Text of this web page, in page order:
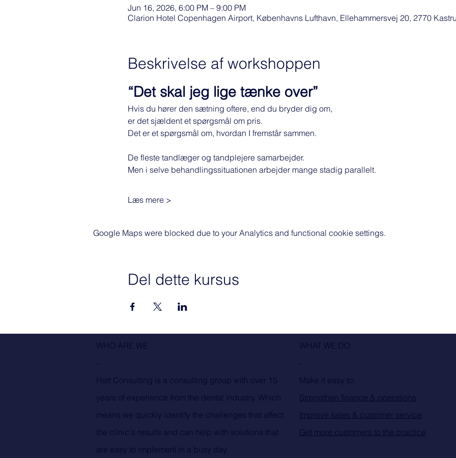
Jun 16, 2026, 6:00 PM – 9:00 PM
Clarion Hotel Copenhagen Airport, Københavns Lufthavn, Ellehammersvej 20, 2770
Beskrivelse af workshoppen
“Det skal jeg lige tænke over”
Hvis du hører den sætning oftere, end du bryder dig om,
er det sjældent et spørgsmål om pris.
Det er et spørgsmål om, hvordan I fremstår sammen.
De fleste tandlæger og tandplejere samarbejder.
Men i selve behandlingssituationen arbejder mange stadig parallelt.
Læs mere >
Google Maps were blocked due to your Analytics and functional cookie settings.
Del dette kursus
WHO ARE WE
Hatt Consulting is a consulting group with over 15
years of experience from the dental industry. Which
means we quickly identify the challenges that affect
the clinic's results and can help with solutions that
are easy to implement in a busy day.
WHAT WE DO
Make it easy to:
Strengthen finance & operations
Improve sales & customer service
Get more customers to the practice